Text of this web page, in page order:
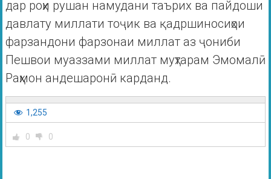
дар роҳи рушан намудани таърих ва пайдоши
давлату миллати тоҷик ва қадршиносиҳои
фарзандони фарзонаи миллат аз ҷониби
Пешвои муаззами миллат муҳтарам Эмомалӣ
Раҳмон андешаронӣ карданд.
1,255
0 0